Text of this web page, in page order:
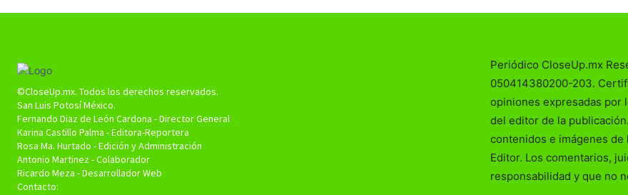
©CloseUp.mx. Todos los derechos reservados.
San Luis Potosí México.
Fernando Diaz de León Cardona - Director General
Karina Castillo Palma - Editora-Reportera
Rosa Ma. Hurtado - Edición y Administración
Antonio Martinez - Colaborador
Ricardo Meza - Desarrollador Web
Contacto:
Periódico CloseUp.mx
050414380200-203.
opiniones expresadas por
del editor de la
contenidos e imágenes
Editor. Los comentarios,
responsabilidad y que no